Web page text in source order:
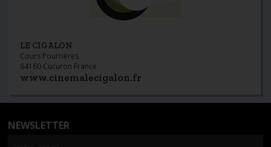
LE CIGALON
Cours Pourrières
84160 Cucuron France
www.cinemalecigalon.fr
NEWSLETTER